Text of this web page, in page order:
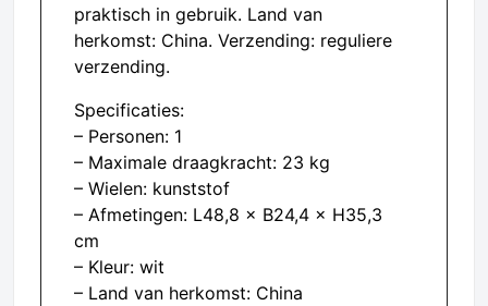
praktisch in gebruik. Land van
herkomst: China. Verzending: reguliere
verzending.
Specificaties:
– Personen: 1
– Maximale draagkracht: 23 kg
– Wielen: kunststof
– Afmetingen: L48,8 × B24,4 × H35,3
cm
– Kleur: wit
– Land van herkomst: China